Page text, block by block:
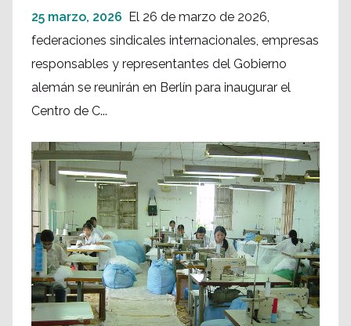
25 marzo, 2026 El 26 de marzo de 2026,
federaciones sindicales internacionales, empresas
responsables y representantes del Gobierno
alemán se reunirán en Berlín para inaugurar el
Centro de C...